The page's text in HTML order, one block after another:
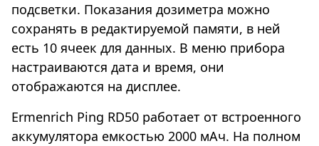
подсветки. Показания дозиметра можно
сохранять в редактируемой памяти, в ней
есть 10 ячеек для данных. В меню прибора
настраиваются дата и время, они
отображаются на дисплее.
Ermenrich Ping RD50 работает от встроенного
аккумулятора емкостью 2000 мАч. На полном